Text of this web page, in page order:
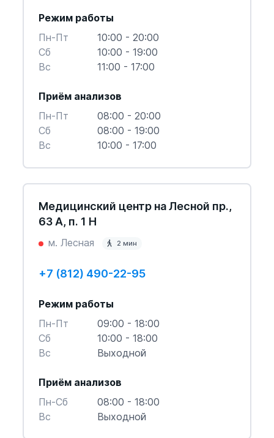
Режим работы
Пн-Пт
10:00 - 20:00
Cб
10:00 - 19:00
Вс
11:00 - 17:00
Приём анализов
Пн-Пт
08:00 - 20:00
Cб
08:00 - 19:00
Вс
10:00 - 17:00
Медицинский центр на Лесной пр.,
63 А, п. 1 Н
м. Лесная 2 мин
+7 (812) 490-22-95
Режим работы
Пн-Пт
09:00 - 18:00
Cб
10:00 - 18:00
Вс
Выходной
Приём анализов
Пн-Cб
08:00 - 18:00
Вс
Выходной